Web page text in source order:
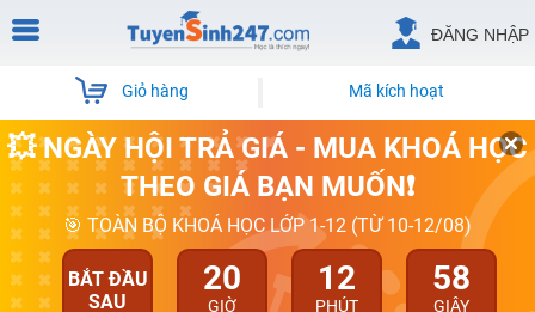
ĐĂNG NHẬP
Giỏ hàng Mã kích hoạt
💥 NGÀY HỘI TRẢ GIÁ - MUA KHOÁ HỌC
THEO GIÁ BẠN MUỐN❗
🎯 TOÀN BỘ KHOÁ HỌC LỚP 1-12 (TỪ 10-12/08)
BẮT ĐẦU
SAU
20
GIỜ
12
PHÚT
57
GIÂY